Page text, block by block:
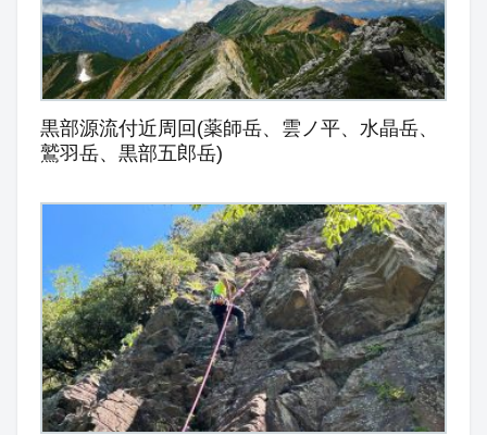
黒部源流付近周回(薬師岳、雲ノ平、水晶岳、
鷲羽岳、黒部五郎岳)